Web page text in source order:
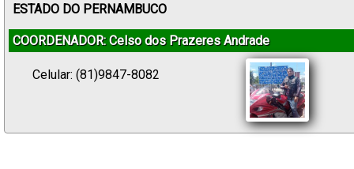
ESTADO DO PERNAMBUCO
COORDENADOR: Celso dos Prazeres Andrade
Celular: (81)9847-8082